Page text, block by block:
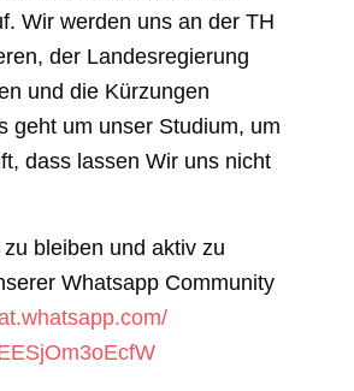
Wir werden uns an der TH
der Landesregierung
und die Kürzungen
geht um unser Studium, um
dass lassen Wir uns nicht
bleiben und aktiv zu
Whatsapp Community